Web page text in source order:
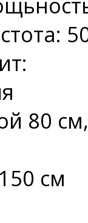
80
см